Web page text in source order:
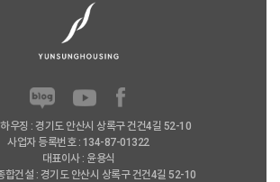
우징 : 경기도 안산시 상록구 건건4길 52-10
사업자 등록번호 : 134-87-01322
대표이사 : 윤용식
합건설 : 경기도 안산시 상록구 건건4길 52-10